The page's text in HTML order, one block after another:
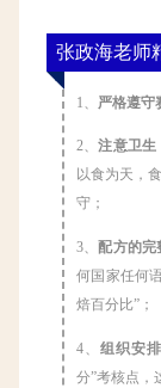
张政海老师
1、 严格遵守
2、注意卫生
以食为天，
守；
3、 配方的完
何国家任何
焙百分比”；
4、 组织安
分”考核点，